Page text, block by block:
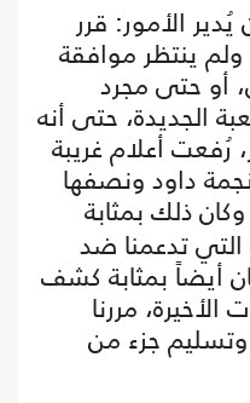
الأمور: قرر
ولم ينتظر موافقة
أو حتى مجرد
الجديدة، حتى أنه
رُفعت أعلام غريبة
داود ونصفها
وكان ذلك بمثابة
التي تدعمنا ضد
أيضاً بمثابة كشف
مررنا
وتسليم جزء من